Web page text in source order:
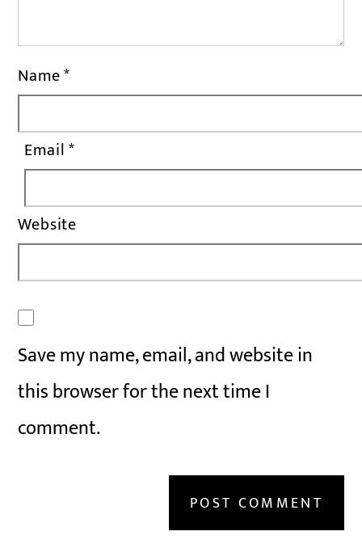
Name*
Email*
Website
Save my name, email, and website in
this browser for the next time I
comment.